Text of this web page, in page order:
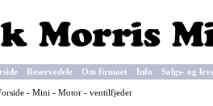
Reservedele Om firmaet Info Salgs- og
- Mini - Motor - ventilfjeder